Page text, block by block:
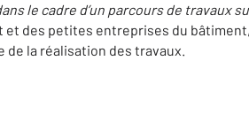
le cadre d’un parcours de travaux
et des petites entreprises du
de la réalisation des travaux.